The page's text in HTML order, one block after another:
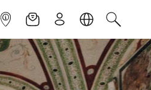
INFOPUNKTNEWSLETTER
ANMELDENSPRACHESUCHEN